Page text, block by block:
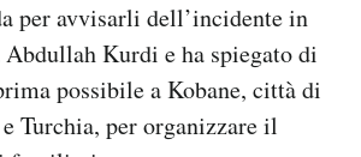
per avvisarli dell’incidente in
Kurdi e ha spiegato di
possibile a Kobane, città di
Turchia, per organizzare il